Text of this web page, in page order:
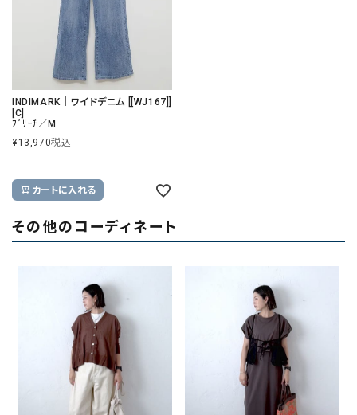
INDIMARK｜ワイドデニム [[WJ167]]
[C]
ﾌﾞﾘｰﾁ／M
¥13,970税込
カートに入れる
その他のコーディネート